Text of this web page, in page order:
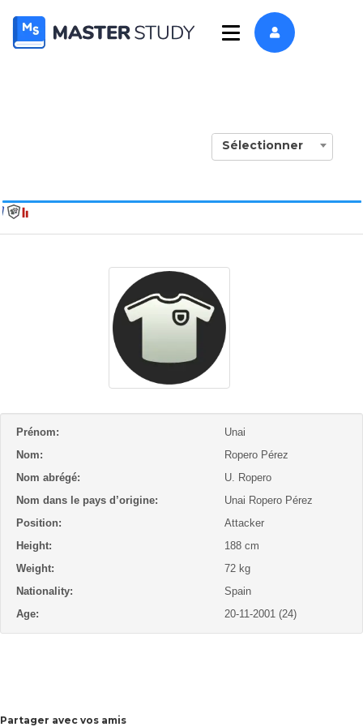
Sélectionner
Prénom:
Unai
Nom:
Ropero Pérez
Nom abrégé:
U. Ropero
Nom dans le pays d’origine:
Unai Ropero Pérez
Position:
Attacker
Height:
188 cm
Weight:
72 kg
Nationality:
Spain
Age:
20-11-2001 (24)
Partager avec vos amis